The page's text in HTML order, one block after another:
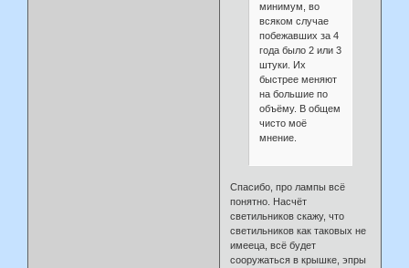
минимум, во
всяком случае
побежавших за 4
года было 2 или 3
штуки. Их
быстрее меняют
на большие по
объёму. В общем
чисто моё
мнение.
Спасибо, про лампы всё
понятно. Насчёт
светильников скажу, что
светильников как таковых не
имееца, всё будет
сооружаться в крышке, эпры